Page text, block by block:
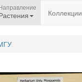
Коллекции